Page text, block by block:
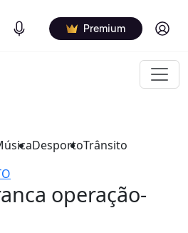
Podcasts Premium Log in
DesportoTrânsito
operação-